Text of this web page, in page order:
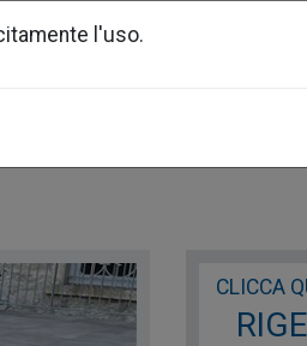
CLICCA
l'uso.